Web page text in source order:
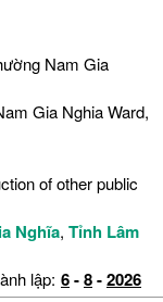
Nam Gia
Gia Nghia Ward,
of other public
Nghĩa, Tỉnh Lâm
lập: 6-8-2026